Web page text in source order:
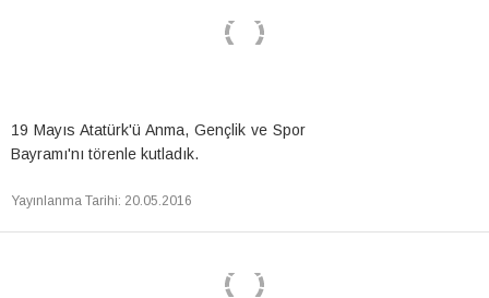
19 Mayıs Atatürk'ü Anma, Gençlik ve Spor
Bayramı'nı törenle kutladık.
Yayınlanma Tarihi: 20.05.2016